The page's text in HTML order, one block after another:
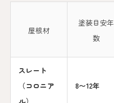
屋根材
塗装目安年
数
スレート
（コロニア
ル）
8〜12年